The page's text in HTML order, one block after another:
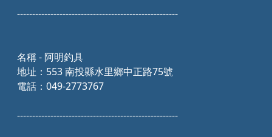
-----------------------------------------------------
名稱 - 阿明釣具
地址：553 南投縣水里鄉中正路75號
電話：049-2773767
-----------------------------------------------------